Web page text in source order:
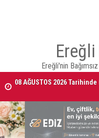
Ereğli'nin
08 AĞUSTOS 2026
Ereğli Kaymakam Genel,